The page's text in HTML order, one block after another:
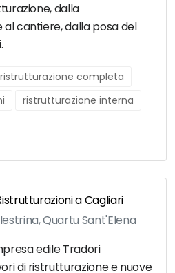
dalla
cantiere, dalla posa del
ristrutturazione completa
ristrutturazione interna
a Cagliari
Quartu Sant'Elena
edile Tradori
di ristrutturazione e nuove